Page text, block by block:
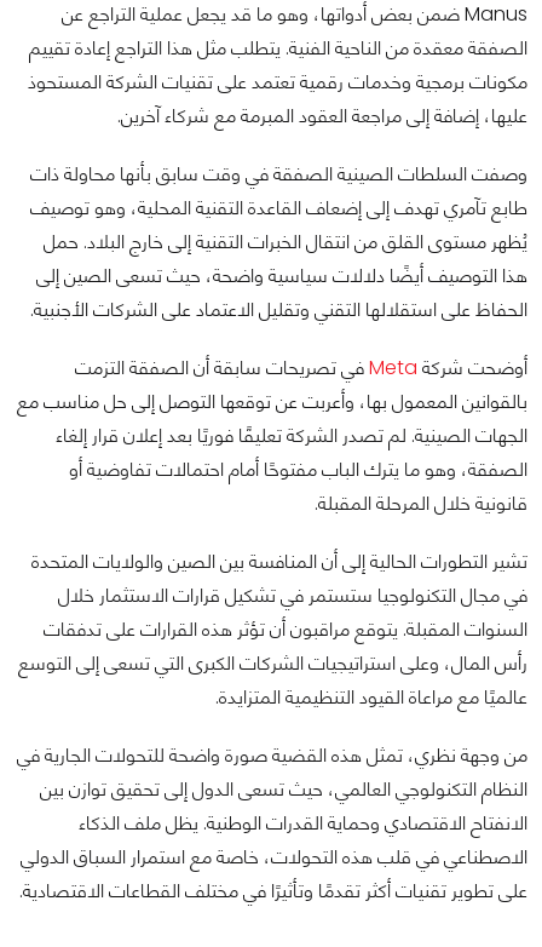
Manus ضمن بعض أدواتها، وهو ما قد يجعل عملية التراجع عن
الصفقة معقدة من الناحية الفنية. يتطلب مثل هذا التراجع إعادة تقييم
مكونات برمجية وخدمات رقمية تعتمد على تقنيات الشركة المستحوذ
عليها، إضافة إلى مراجعة العقود المبرمة مع شركاء آخرين.
وصفت السلطات الصينية الصفقة في وقت سابق بأنها محاولة ذات
طابع تآمري تهدف إلى إضعاف القاعدة التقنية المحلية، وهو توصيف
يُظهر مستوى القلق من انتقال الخبرات التقنية إلى خارج البلاد. حمل
هذا التوصيف أيضًا دلالات سياسية واضحة، حيث تسعى الصين إلى
الحفاظ على استقلالها التقني وتقليل الاعتماد على الشركات الأجنبية.
أوضحت شركة Metaفي تصريحات سابقة أن الصفقة التزمت
بالقوانين المعمول بها، وأعربت عن توقعها التوصل إلى حل مناسب مع
الجهات الصينية. لم تصدر الشركة تعليقًا فوريًا بعد إعلان قرار إلغاء
الصفقة، وهو ما يترك الباب مفتوحًا أمام احتمالات تفاوضية أو
قانونية خلال المرحلة المقبلة.
تشير التطورات الحالية إلى أن المنافسة بين الصين والولايات المتحدة
في مجال التكنولوجيا ستستمر في تشكيل قرارات الاستثمار خلال
السنوات المقبلة. يتوقع مراقبون أن تؤثر هذه القرارات على تدفقات
رأس المال، وعلى استراتيجيات الشركات الكبرى التي تسعى إلى التوسع
عالميًا مع مراعاة القيود التنظيمية المتزايدة.
من وجهة نظري، تمثل هذه القضية صورة واضحة للتحولات الجارية في
النظام التكنولوجي العالمي، حيث تسعى الدول إلى تحقيق توازن بين
الانفتاح الاقتصادي وحماية القدرات الوطنية. يظل ملف الذكاء
الاصطناعي في قلب هذه التحولات، خاصة مع استمرار السباق الدولي
على تطوير تقنيات أكثر تقدمًا وتأثيرًا في مختلف القطاعات الاقتصادية.